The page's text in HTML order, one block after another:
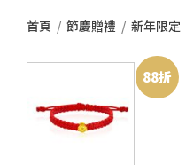
首頁 / 節慶贈禮 / 新年限定
88折